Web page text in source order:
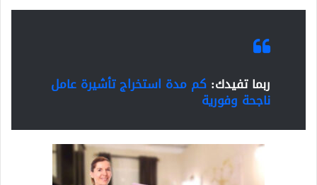
ربما تفيدك: كم مدة استخراج تأشيرة عامل
ناجحة وفورية